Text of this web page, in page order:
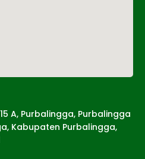
A, Purbalingga, Purbalingga
Kabupaten Purbalingga,